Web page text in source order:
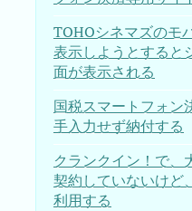
TOHOシネマズのモ
表示しようとすると
面が表示される
国税スマートフォン
手入力せず納付する
クランクイン！で、
契約していないけど
利用する